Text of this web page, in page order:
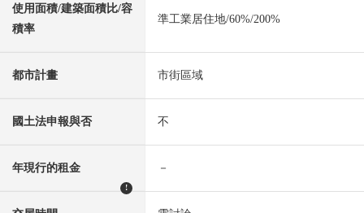
使用面積/建築面積比/容
積率
準工業居住地/60%/200%
都市計畫 市街區域
國土法申報與否 不
年現行的租金
!
－